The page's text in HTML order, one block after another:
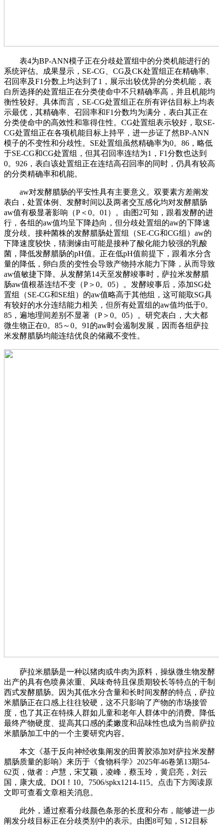
表4为BP-ANN模子正在分歧处置组中的分类机能进行的
系统评估。成果显示，SE-CG、CG及CK处置组正在精确率、
召回率及F1分数上均达到了1，展示出较优异的分类机能，表
白所选择的处置组正在分类使命中不只精确率高，并且机能均
衡性较好。具体而言，SE-CG处置组正在所有评估目标上均表
示最优，其精确率、召回率和F1分数均为满分，表白其正在
分类使命中的高效性和靠得住性。CG处置组表示较好，取SE-
CG处置组正在各项机能目标上持平，进一步证了然BP-ANN
模子的不变性和分歧性。SE处置组虽然精确率为0。86，略低
于SE-CG和CG处置组，但其召回率连结为1，F1分数也达到
0。926，表白该处置组正在连结高召回率的同时，仍具有较高
的分类精确率和机能。
aw对发酵腊肠的平安性具有主要意义。双要素方差阐发
表白，处置体例、发酵时间以及两者交互感化均对发酵腊肠
aw值有极显著影响（P＜0。01）。由图2可知，跟着发酵的进
行，各组的aw值均呈下降趋向，但分歧处置组的aw的下降速
度分歧。接种菌株的发酵腊肠处置组（SE-CG和CG组）aw的
下降速度较快，猜测缘由可能是接种了酸化能力较强的乳酸
菌，降低发酵腊肠的pH值。正在低pH值前提下，跟着水分含
量的降低，卵白质的变性会导致产物持水能力下降，从而导致
aw值敏捷下降。从发酵第14天至发酵竣事时，萨拉米发酵腊
肠aw值根基连结不变（P＞0。05）。发酵竣事后，添加SG处
置组（SE-CG和SE组）的aw值略高于其他组，这可能取SG具
有较好的水分连结能力相关，但所有处置组的aw值均低于0。
85，遍地理间差别不显著（P＞0。05）。研究表白，大大都
微生物正在0。85～0。91的aw时会遏制发展，因而各组萨拉
米发酵腊肠均能连结优良的储藏不变性。
萨拉米腊肠是一种以猪肉或牛肉为原料，操纵微生物发酵
出产的具有色喷鼻浓重、风味奇特且保质期较长等特点的干制
西式发酵腊肠。因为其低水分含量和长时间发酵的特点，萨拉
米腊肠正在口感上往往较硬，这不只影响了产物的市场接管
度，也了其正在特殊人群如儿童和老年人群体中的消费。降低
最终产物硬度、提高其口感的柔嫩度和品味性也成为当前萨拉
米腊肠加工中的一个主要研究内容。
本文《基于反向神经收集阐发的田菁胶添加对萨拉米发酵
腊肠质量的影响》来历于《食物科学》2025年46卷第13期54-
62页，做者：卢慧，宋艾颖，凌峰，蔡玉玲，黄启亮，刘云
国，康大成。DOI！10。7506/spkx1214-115。点击下方阅读原
文即可查看文章相关消息。
此外，通过察看分歧颜色条形的长度和分布，能够进一步
阐发分歧目标正在分歧类别中的表示。由图8可知，S12目标